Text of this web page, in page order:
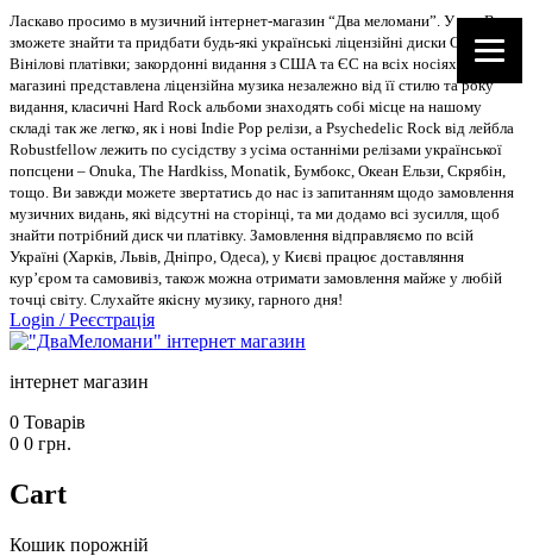
Ласкаво просимо в музичний інтернет-магазин “Два меломани”. У нас Ви
зможете знайти та придбати будь-які українські ліцензійні диски CD, DVD,
Вінілові платівки; закордонні видання з США та ЄС на всіх носіях. В
магазині представлена ліцензійна музика незалежно від її стилю та року
видання, класичні Hard Rock альбоми знаходять собі місце на нашому
складі так же легко, як і нові Indie Pop релізи, а Psychedelic Rock від лейбла
Robustfellow лежить по сусідству з усіма останніми релізами української
попсцени – Onuka, The Hardkiss, Monatik, Бумбокс, Океан Ельзи, Скрябін,
тощо. Ви завжди можете звертатись до нас із запитанням щодо замовлення
музичних видань, які відсутні на сторінці, та ми додамо всі зусилля, щоб
знайти потрібний диск чи платівку. Замовлення відправляємо по всій
Україні (Харків, Львів, Дніпро, Одеса), у Києві працює доставляння
кур’єром та самовивіз, також можна отримати замовлення майже у любій
точці світу. Слухайте якісну музику, гарного дня!
Login /Реєстрація
інтернет магазин
0 Товарів
0 0 грн.
Cart
Кошик порожній